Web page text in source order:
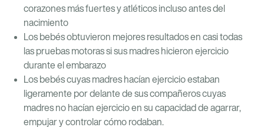
corazones más fuertes y atléticos incluso antes del
nacimiento
Los bebés obtuvieron mejores resultados en casi todas
las pruebas motoras si sus madres hicieron ejercicio
durante el embarazo
Los bebés cuyas madres hacían ejercicio estaban
ligeramente por delante de sus compañeros cuyas
madres no hacían ejercicio en su capacidad de agarrar,
empujar y controlar cómo rodaban.